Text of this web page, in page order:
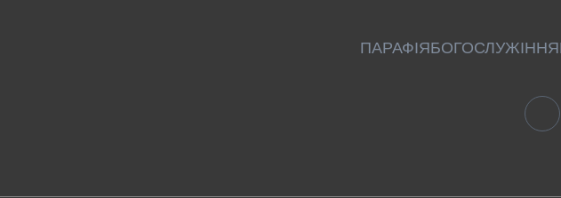
ПАРАФІЯБОГОСЛУЖІННЯ